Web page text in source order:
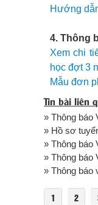
Hướng
4. Thông
Xem chi
học đợt 3
Mẫu đơn
Tin bài liên
» Thông báo
» Hồ sơ
» Thông báo
» Thông báo
» Thông báo
1 2